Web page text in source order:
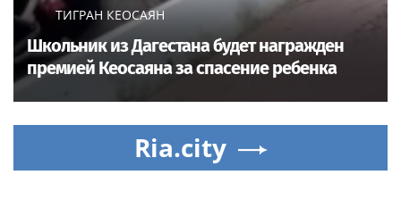
ТИГРАН КЕОСАЯН
Школьник из Дагестана будет награжден
премией Кеосаяна за спасение ребенка
Ria.city